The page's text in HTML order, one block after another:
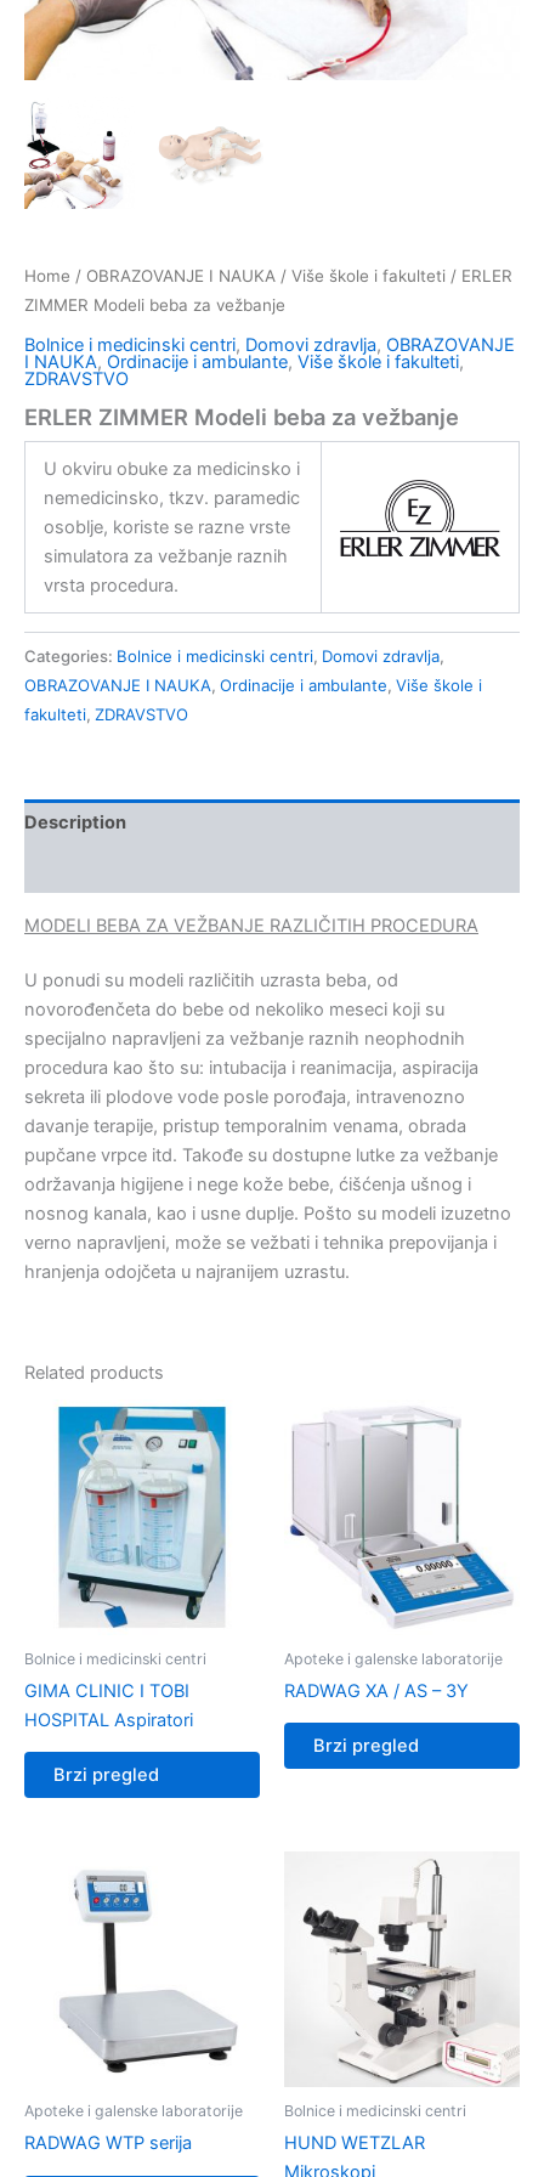
Home / OBRAZOVANJE I NAUKA / Više škole i fakulteti / ERLER
ZIMMER Modeli beba za vežbanje
Bolnice i medicinski centri, Domovi zdravlja, OBRAZOVANJE
I NAUKA, Ordinacije i ambulante, Više škole i fakulteti,
ZDRAVSTVO
ERLER ZIMMER Modeli beba za vežbanje
U okviru obuke za medicinsko i
nemedicinsko, tkzv. paramedic
osoblje, koriste se razne vrste
simulatora za vežbanje raznih
vrsta procedura.
Categories: Bolnice i medicinski centri, Domovi zdravlja,
OBRAZOVANJE I NAUKA, Ordinacije i ambulante, Više škole i
fakulteti, ZDRAVSTVO
Description
MODELI BEBA ZA VEŽBANJE RAZLIČITIH PROCEDURA
U ponudi su modeli različitih uzrasta beba, od
novorođenčeta do bebe od nekoliko meseci koji su
specijalno napravljeni za vežbanje raznih neophodnih
procedura kao što su: intubacija i reanimacija, aspiracija
sekreta ili plodove vode posle porođaja, intravenozno
davanje terapije, pristup temporalnim venama, obrada
pupčane vrpce itd. Takođe su dostupne lutke za vežbanje
održavanja higijene i nege kože bebe, ćišćenja ušnog i
nosnog kanala, kao i usne duplje. Pošto su modeli izuzetno
verno napravljeni, može se vežbati i tehnika prepovijanja i
hranjenja odojčeta u najranijem uzrastu.
Related products
Bolnice i medicinski centri
GIMA CLINIC I TOBI
HOSPITAL Aspiratori
Brzi pregled
Apoteke i galenske laboratorije
RADWAG XA / AS – 3Y
Brzi pregled
Apoteke i galenske laboratorije
RADWAG WTP serija
Bolnice i medicinski centri
HUND WETZLAR
Mikroskopi